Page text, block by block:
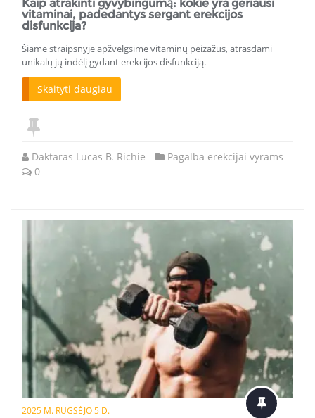
Kaip atrakinti gyvybingumą: kokie yra geriausi
vitaminai, padedantys sergant erekcijos
disfunkcija?
Šiame straipsnyje apžvelgsime vitaminų peizažus, atrasdami
unikalų jų indėlį gydant erekcijos disfunkciją.
Skaityti daugiau
Daktaras Lucas B. Richie
Pagalba erekcijai vyrams
0
2025 M. RUGSĖJO 5 D.